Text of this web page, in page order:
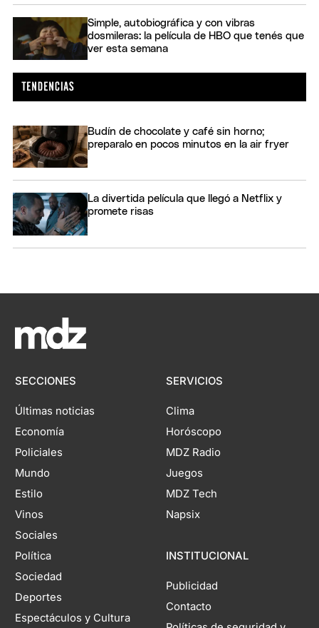
Simple, autobiográfica y con vibras
dosmileras: la película de HBO que tenés que
ver esta semana
Budín de chocolate y café sin horno;
preparalo en pocos minutos en la air fryer
La divertida película que llegó a Netflix y
promete risas
SECCIONES
Últimas noticias
Economía
Policiales
Mundo
Estilo
Vinos
Sociales
Política
Sociedad
Deportes
Espectáculos y Cultura
SERVICIOS
Clima
Horóscopo
MDZ Radio
Juegos
MDZ Tech
Napsix
INSTITUCIONAL
Publicidad
Contacto